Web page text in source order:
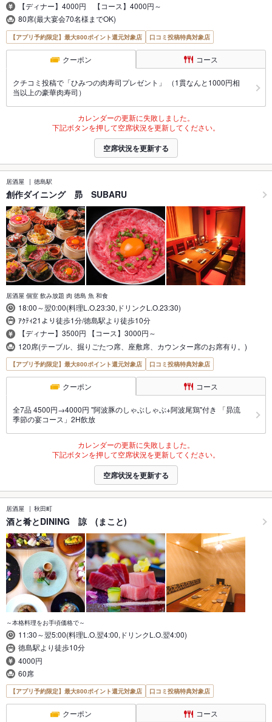
【ディナー】4000円 【コース】4000円～
80席(最大宴会70名様までOK)
【アプリ予約限定】最大800ポイント還元対象店 口コミ投稿特典対象店
クーポン コース
クチコミ投稿で「ひみつの肉寿司プレゼント」 （1貫なんと1000円相
当以上の豪華肉寿司）
カレンダーの更新に失敗しました。
下記ボタンを押して空席状況を更新してください。
空席状況を更新する
居酒屋 徳島駅
創作ダイニング 昴 SUBARU
居酒屋 個室 飲み放題 肉 徳島 魚 和食
18:00～翌0:00(料理L.O.23:30,ドリンクL.O.23:30)
ｱｸﾃｨ21より徒歩1分/徳島駅より徒歩10分
【ディナー】3500円 【コース】3000円～
120席(テーブル、掘りごたつ席、座敷席、カウンター席のお席有り。)
【アプリ予約限定】最大800ポイント還元対象店 口コミ投稿特典対象店
クーポン コース
全7品 4500円→4000円 "阿波豚のしゃぶしゃぶ+阿波尾鶏"付き 「昴流
季節の宴コース」2H飲放
カレンダーの更新に失敗しました。
下記ボタンを押して空席状況を更新してください。
空席状況を更新する
居酒屋 秋田町
酒と肴とDINING 諒 (まこと)
～本格料理をお手頃価格で～
11:30～翌5:00(料理L.O.翌4:00,ドリンクL.O.翌4:00)
徳島駅より徒歩10分
4000円
60席
【アプリ予約限定】最大800ポイント還元対象店 口コミ投稿特典対象店
クーポン コース